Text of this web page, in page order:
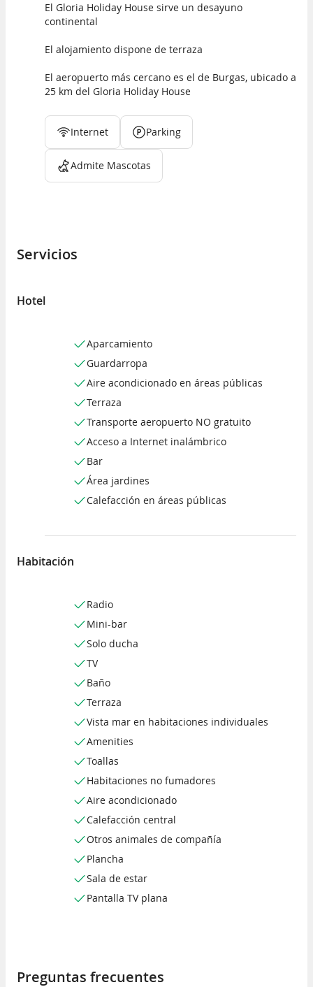
El Gloria Holiday House sirve un desayuno
continental
El alojamiento dispone de terraza
El aeropuerto más cercano es el de Burgas, ubicado a
25 km del Gloria Holiday House
Internet Parking
Admite Mascotas
Servicios
Hotel
Aparcamiento
Guardarropa
Aire acondicionado en áreas públicas
Terraza
Transporte aeropuerto NO gratuito
Acceso a Internet inalámbrico
Bar
Área jardines
Calefacción en áreas públicas
Habitación
Radio
Mini-bar
Solo ducha
TV
Baño
Terraza
Vista mar en habitaciones individuales
Amenities
Toallas
Habitaciones no fumadores
Aire acondicionado
Calefacción central
Otros animales de compañía
Plancha
Sala de estar
Pantalla TV plana
Preguntas frecuentes